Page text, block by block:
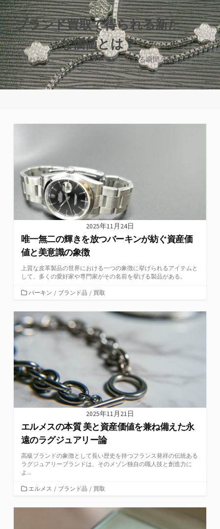
コ
ン
テ
ン
ツ
へ
ス
キ
ブランド買取で得られる新た
な価値とは？
使わないアイテムが未来の価値に変わる瞬間を体
験しよう！
検
索
切
り
替
2025年11月24日
唯一無二の輝きを放つバーキンが紡ぐ資産価
値と美意識の象徴
上質な皮革製品の世界における一つの象徴に挙げられるアイテムと
して、多くの愛好家や専門家がその名前を挙げる製品がある。
カ
ゴ
リ
ー
バーキン / ブランド品 / 買取
2025年11月21日
エルメスの本質 美と資産価値を兼ね備えた永
遠のラグジュアリー論
高級ブランドの象徴として長い歴史を持つフランス発祥の伝統ある
ラグジュアリーブランドは、そのメゾン独自の職人技と創造力に
よ...
カ
ゴ
エルメス / ブランド品 / 買取